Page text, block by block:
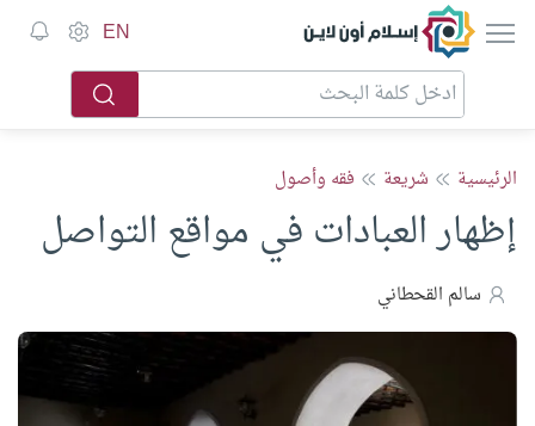
إسلام أون لاين EN
الرئيسية شريعة فقه وأصول
إظهار العبادات في مواقع التواصل
سالم القحطاني